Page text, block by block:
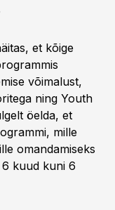
et kõige
võimalust,
ning Youth
öelda, et
mille
omandamiseks
kuud kuni 6